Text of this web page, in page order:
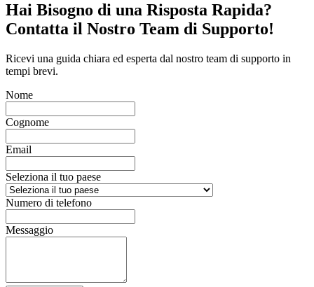
Hai Bisogno di una Risposta Rapida?
Contatta il Nostro Team di Supporto!
Ricevi una guida chiara ed esperta dal nostro team di supporto in
tempi brevi.
Nome
Cognome
Email
Seleziona il tuo paese
Numero di telefono
Messaggio